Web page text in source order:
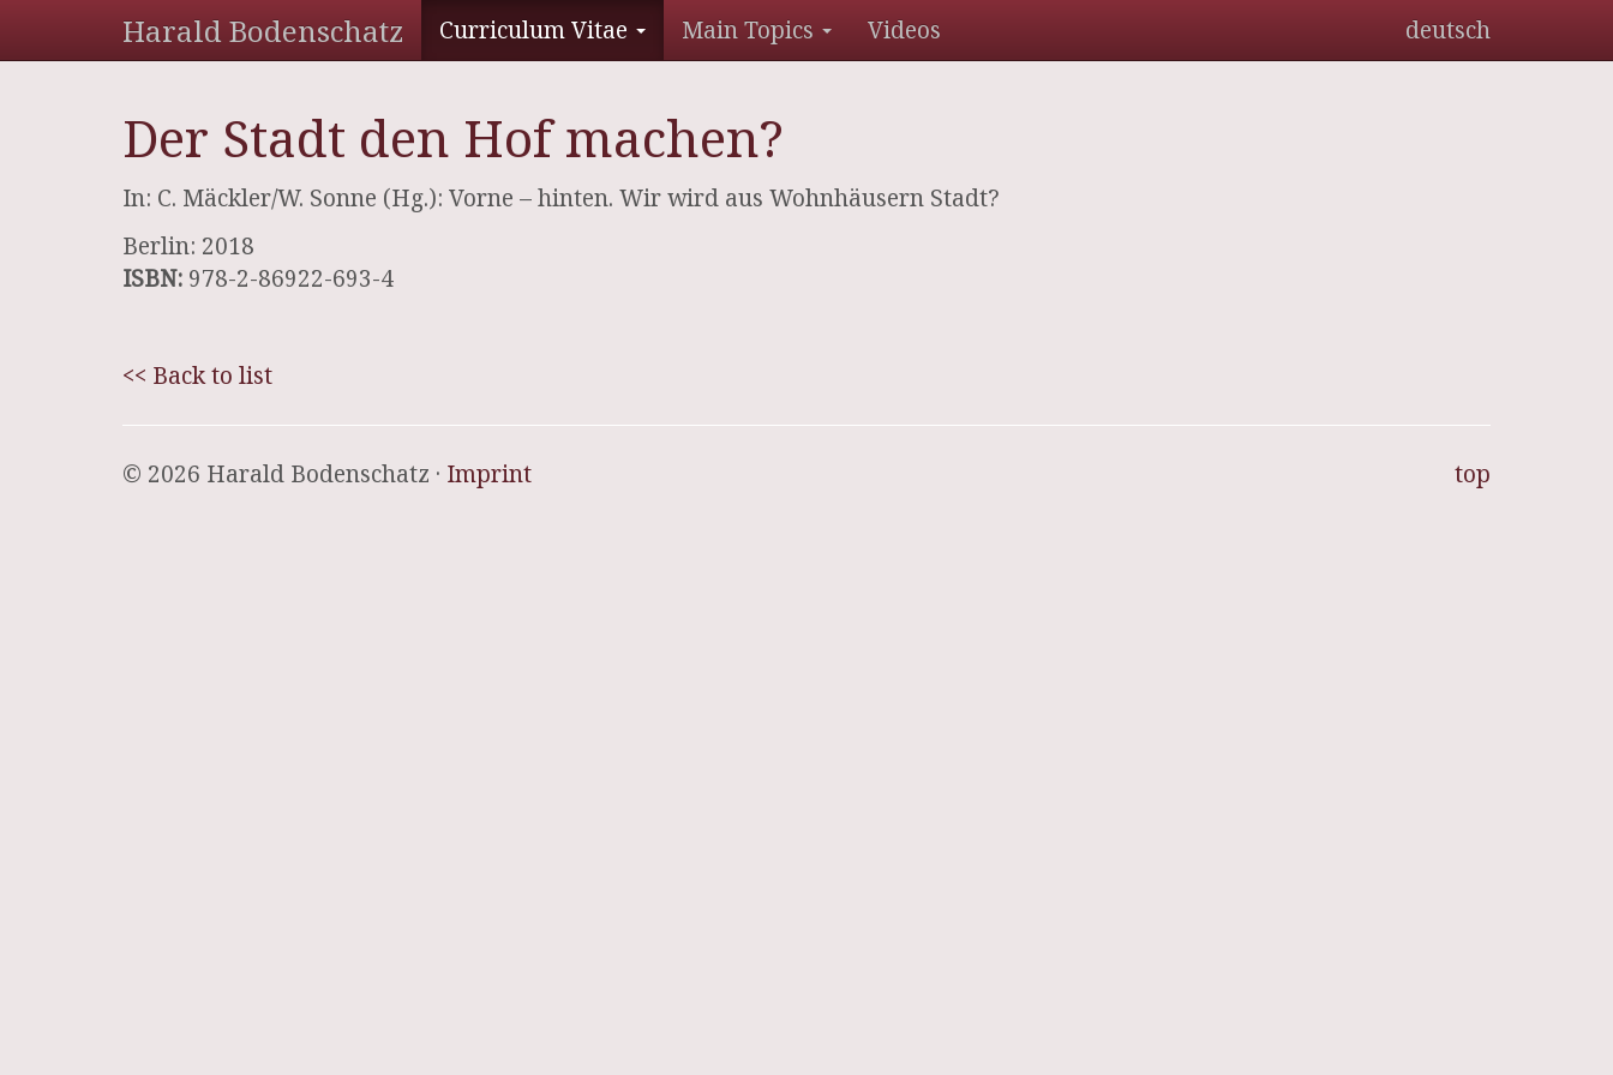
Harald Bodenschatz Curriculum Vitae Main Topics Videos deutsch
Der Stadt den Hof machen?
In: C. Mäckler/W. Sonne (Hg.): Vorne – hinten. Wir wird aus Wohnhäusern Stadt?
Berlin: 2018
ISBN: 978-2-86922-693-4
<< Back to list
top
© 2026 Harald Bodenschatz · Imprint